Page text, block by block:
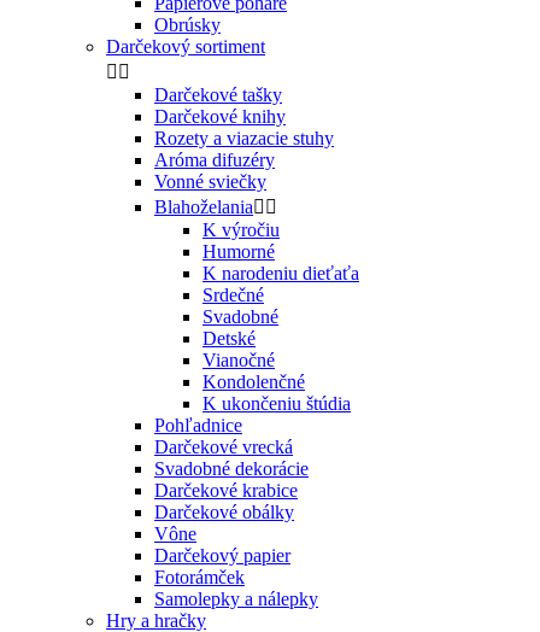
Obrúsky
Darčekový sortiment
 
Darčekové tašky
Darčekové knihy
Rozety a viazacie stuhy
Aróma difuzéry
Vonné sviečky
Blahoželania 
K výročiu
Humorné
K narodeniu dieťaťa
Srdečné
Svadobné
Detské
Vianočné
Kondolenčné
K ukončeniu štúdia
Pohľadnice
Darčekové vrecká
Svadobné dekorácie
Darčekové krabice
Darčekové obálky
Vône
Darčekový papier
Fotorámček
Samolepky a nálepky
Hry a hračky